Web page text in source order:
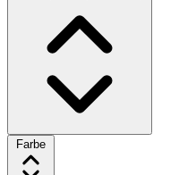
Farbe